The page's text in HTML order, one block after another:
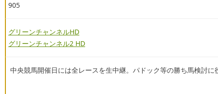
905
グリーンチャンネルHD
グリーンチャンネル2 HD
中央競馬開催日には全レースを生中継。パドック等の勝ち馬検討に